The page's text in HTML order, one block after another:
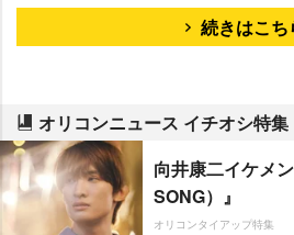
続きはこち
オリコンニュース イチオシ特集
向井康二イケメ
SONG）』
オリコンタイアップ特集